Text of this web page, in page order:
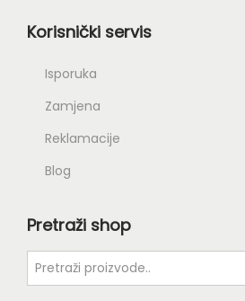
Korisnički servis
Isporuka
Zamjena
Reklamacije
Blog
Pretraži shop